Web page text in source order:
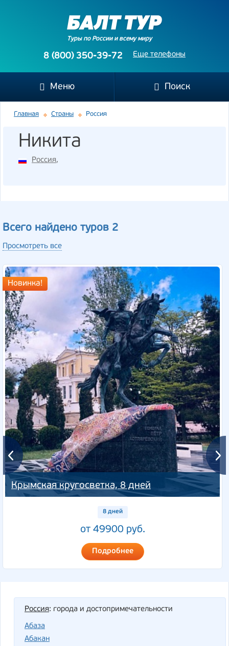
Туры по России и всему миру
Еще телефоны
8 (800) 350-39-72
Меню Поиск
Главная Страны Россия
Никита
Россия,
Всего найдено туров 2
Просмотреть все
Крымская кругосветка, 8 дней
Новинка!
8 дней
от 49900 руб.
Подробнее
Россия: города и достопримечательности
Абаза
Абакан